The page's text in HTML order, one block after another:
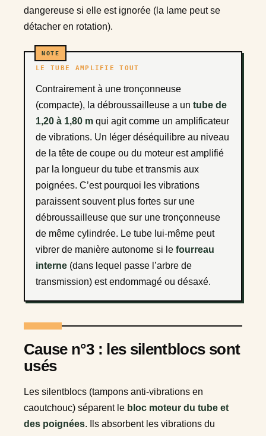
dangereuse si elle est ignorée (la lame peut se
détacher en rotation).
LE TUBE AMPLIFIE TOUT
Contrairement à une tronçonneuse
(compacte), la débroussailleuse a un tube de
1,20 à 1,80 m qui agit comme un amplificateur
de vibrations. Un léger déséquilibre au niveau
de la tête de coupe ou du moteur est amplifié
par la longueur du tube et transmis aux
poignées. C’est pourquoi les vibrations
paraissent souvent plus fortes sur une
débroussailleuse que sur une tronçonneuse
de même cylindrée. Le tube lui-même peut
vibrer de manière autonome si le fourreau
interne (dans lequel passe l’arbre de
transmission) est endommagé ou désaxé.
Cause n°3 : les silentblocs sont
usés
Les silentblocs (tampons anti-vibrations en
caoutchouc) séparent le bloc moteur du tube et
des poignées. Ils absorbent les vibrations du